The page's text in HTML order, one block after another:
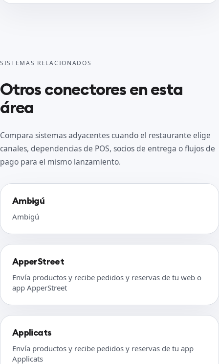
SISTEMAS RELACIONADOS
Otros conectores en esta
área
Compara sistemas adyacentes cuando el restaurante elige
canales, dependencias de POS, socios de entrega o flujos de
pago para el mismo lanzamiento.
Ambigú
Ambigú
ApperStreet
Envía productos y recibe pedidos y reservas de tu web o
app ApperStreet
Applicats
Envía productos y recibe pedidos y reservas de tu app
Applicats